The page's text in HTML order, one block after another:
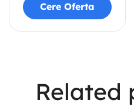
Cere Oferta
Related